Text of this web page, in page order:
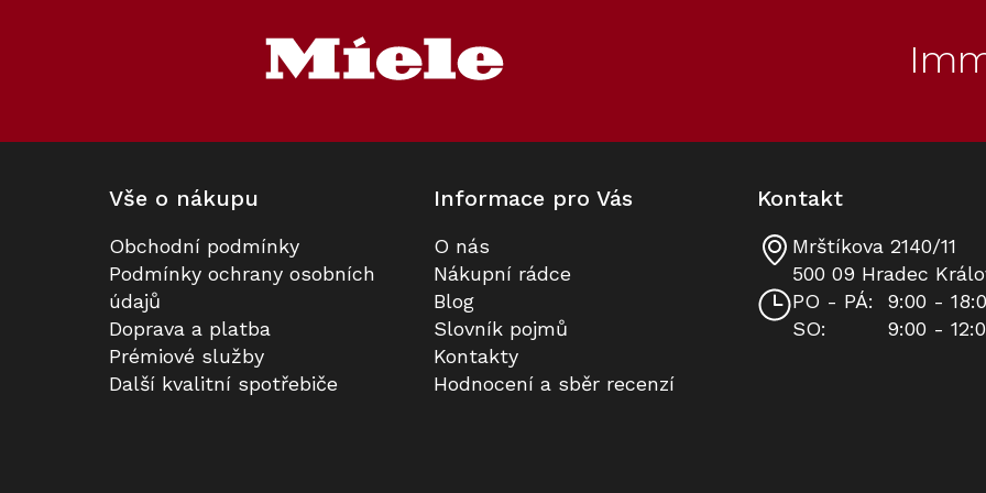
Parní trouba MIELE DG 2840
Nerez CleanSteal
Skladem v Miele
39 990 Kč
Parní trouba MIELE DG 2840
Na dotaz
43 990 Kč
Prodloužená záruka na 5 let
K dispozici
3 990 Kč
Prodloužená záruka na 10 let
K dispozici
8 490 Kč
Vše o nákupu
Obchodní podmínky
Podmínky ochrany osobních
údajů
Doprava a platba
Prémiové služby
Další kvalitní spotřebiče
Informace pro Vás
O nás
Nákupní rádce
Blog
Slovník pojmů
Kontakty
Hodnocení a sběr recenzí
Kontakt
Mrštíkova 2140/11
500 09 Hradec
PO - PÁ:
9:00 -
SO:
9:00 -